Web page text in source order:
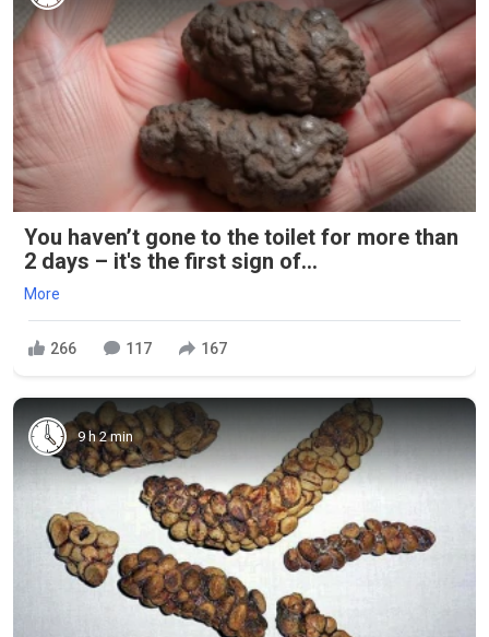
You haven’t gone to the toilet for more than
2 days – it's the first sign of...
More
266 117 167
9 h 2 min